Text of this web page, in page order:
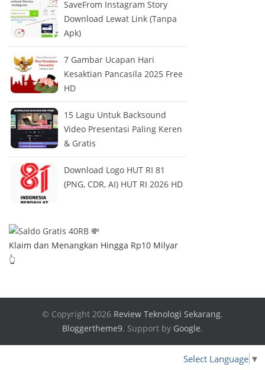
SaveFrom Instagram Story
Download Lewat Link (Tanpa
Apk)
7 Gambar Ucapan Hari
Kesaktian Pancasila 2025 Free
HD
15 Lagu Untuk Backsound
Video Presentasi Paling Keren
& Gratis
Download Logo HUT RI 81
(PNG, CDR, AI) HUT RI 2026 HD
Klaim dan Menangkan Hingga Rp10 Milyar
👆
© Copyright 2026 Review Teknologi Sekarang.
Bloggertheme9. Support by Google.
Select Language ▼